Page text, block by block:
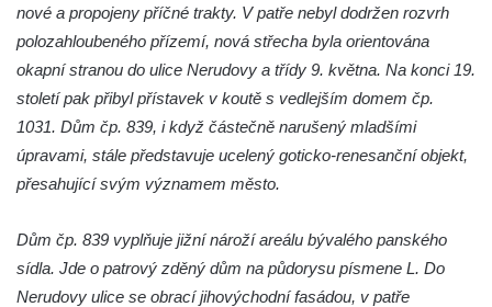
nové a propojeny příčné trakty. V patře nebyl dodržen rozvrh
polozahloubeného přízemí, nová střecha byla orientována
okapní stranou do ulice Nerudovy a třídy 9. května. Na konci 19.
století pak přibyl přístavek v koutě s vedlejším domem čp.
1031. Dům čp. 839, i když částečně narušený mladšími
úpravami, stále představuje ucelený goticko-renesanční objekt,
přesahující svým významem město.
Dům čp. 839 vyplňuje jižní nároží areálu bývalého panského
sídla. Jde o patrový zděný dům na půdorysu písmene L. Do
Nerudovy ulice se obrací jihovýchodní fasádou, v patře